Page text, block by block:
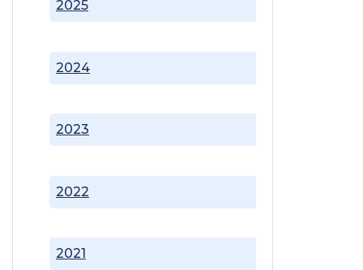
2021
2022
2023
2024
2025